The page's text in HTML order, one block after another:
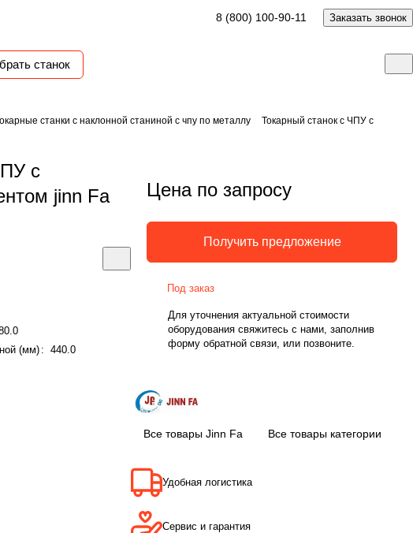
8 (800) 100-90-11 Заказать звонок
станок
станки с наклонной станиной с чпу по металлу
Токарный станок с ЧПУ с
с
jinn Fa
(мм):
440.0
Цена по запросу
Получить предложение
Под заказ
Для уточнения актуальной стоимости
оборудования свяжитесь с нами, заполнив
форму обратной связи, или позвоните.
Все товары Jinn Fa Все товары категории
Удобная логистика
Сервис и гарантия